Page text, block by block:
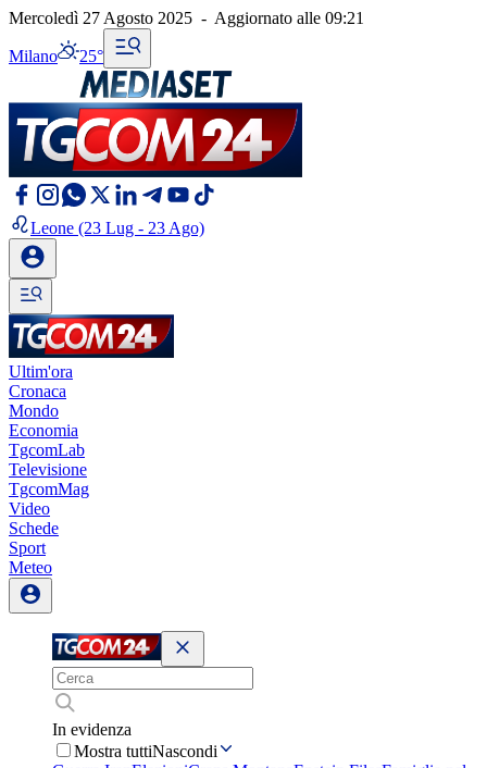
Mercoledì 27 Agosto 2025 - Aggiornato alle 09:21
Milano 25°
Leone (23 Lug - 23 Ago)
Ultim'ora
Cronaca
Mondo
Economia
TgcomLab
Televisione
TgcomMag
Video
Schede
Sport
Meteo
In evidenza
Mostra tuttiNascondi